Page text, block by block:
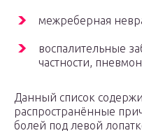
межреберная
воспалительные
частности,
Данный список
распространённые
болей под левой